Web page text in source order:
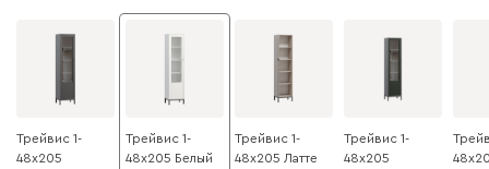
Трейвис 1-
48x205
Трейвис 1-
48x205 Белый
Трейвис 1-
48x205 Латте
Трейвис 1-
48x205